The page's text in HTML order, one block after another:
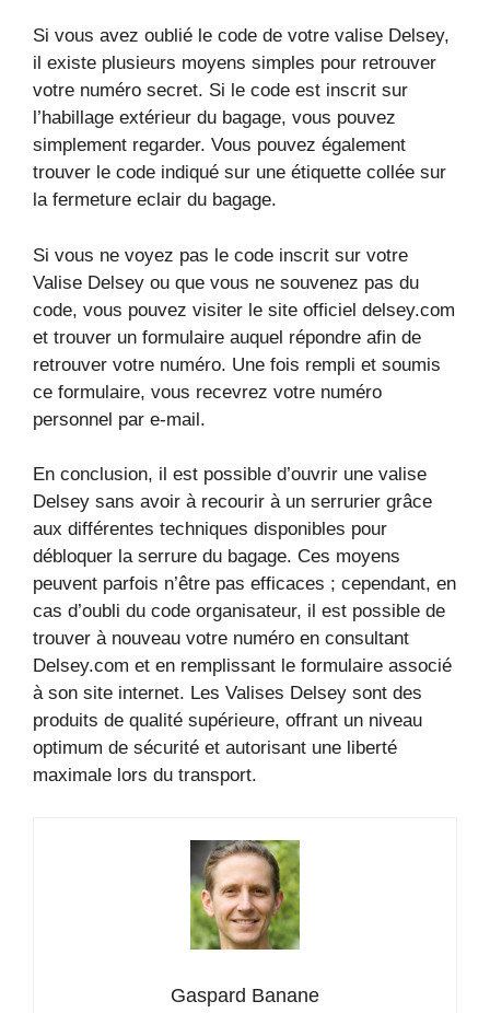
Si vous avez oublié le code de votre valise Delsey,
il existe plusieurs moyens simples pour retrouver
votre numéro secret. Si le code est inscrit sur
l’habillage extérieur du bagage, vous pouvez
simplement regarder. Vous pouvez également
trouver le code indiqué sur une étiquette collée sur
la fermeture eclair du bagage.
Si vous ne voyez pas le code inscrit sur votre
Valise Delsey ou que vous ne souvenez pas du
code, vous pouvez visiter le site officiel delsey.com
et trouver un formulaire auquel répondre afin de
retrouver votre numéro. Une fois rempli et soumis
ce formulaire, vous recevrez votre numéro
personnel par e-mail.
En conclusion, il est possible d’ouvrir une valise
Delsey sans avoir à recourir à un serrurier grâce
aux différentes techniques disponibles pour
débloquer la serrure du bagage. Ces moyens
peuvent parfois n’être pas efficaces ; cependant, en
cas d’oubli du code organisateur, il est possible de
trouver à nouveau votre numéro en consultant
Delsey.com et en remplissant le formulaire associé
à son site internet. Les Valises Delsey sont des
produits de qualité supérieure, offrant un niveau
optimum de sécurité et autorisant une liberté
maximale lors du transport.
Gaspard Banane